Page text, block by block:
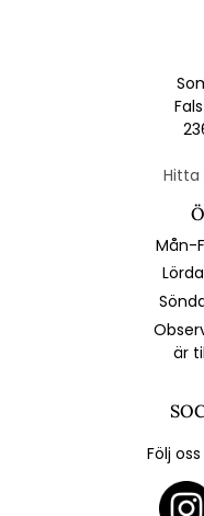
Hitta
Mån-
är
Följ